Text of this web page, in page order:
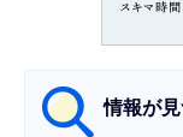
情報が